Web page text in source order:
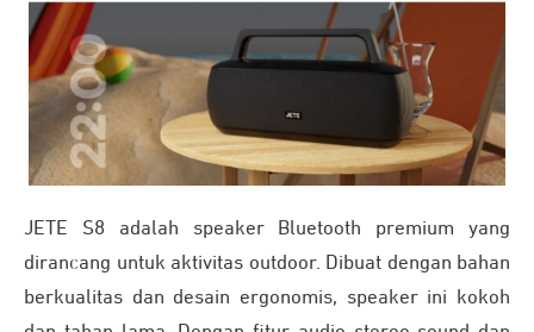
JETE S8 adalah speaker Bluetooth premium yang
dirancang untuk aktivitas outdoor. Dibuat dengan bahan
berkualitas dan desain ergonomis, speaker ini kokoh